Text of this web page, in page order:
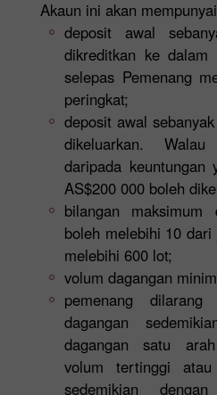
Akaun ini akan
deposit awal
dikreditkan ke dalam
selepas Pemenang
peringkat;
deposit awal
dikeluarkan.
daripada keuntungan
AS$200 000 boleh
bilangan maksimum
boleh melebihi 10
melebihi 600 lot;
volum dagangan
pemenang dilarang
dagangan
dagangan satu
volum tertinggi atau
sedemikian